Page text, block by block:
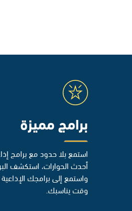
برامج مميزة
استمع بلا حدود مع برامج
أحدث الحوارات، استكشف
واستمع إلى برامجك
وقت يناسبك.